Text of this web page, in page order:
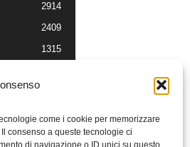
come i cookie per memorizzare
consenso a queste tecnologie ci
di navigazione o ID unici su questo
2914
2409
1315